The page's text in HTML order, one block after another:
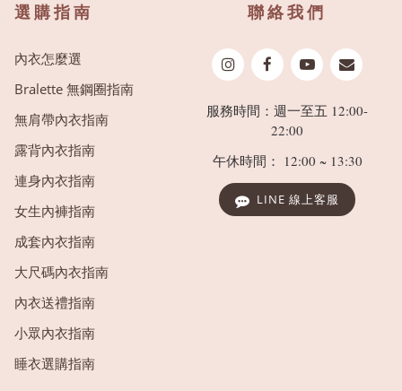
選購指南
內衣怎麼選
Bralette 無鋼圈指南
無肩帶內衣指南
露背內衣指南
連身內衣指南
女生內褲指南
成套內衣指南
大尺碼內衣指南
內衣送禮指南
小眾內衣指南
睡衣選購指南
聯絡我們
服務時間：週一至五 12:00-
22:00
午休時間： 12:00 ~ 13:30
LINE 線上客服